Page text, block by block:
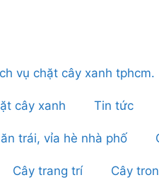
vụ chặt cây xanh tphcm.
cây xanh Tin tức
trái, vỉa hè nhà phố
Cây trang trí Cây